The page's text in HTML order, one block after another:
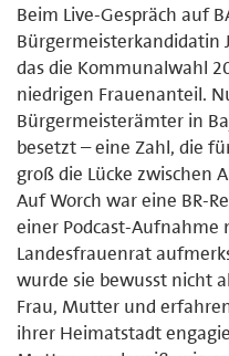
Beim Live-Gespräch auf
Bürgermeisterkandidatin
das die Kommunalwahl
niedrigen Frauenanteil.
Bürgermeisterämter in
besetzt – eine Zahl, die
groß die Lücke zwischen
Auf Worch war eine BR-
einer Podcast-Aufnahme
Landesfrauenrat
wurde sie bewusst nicht
Frau, Mutter und
ihrer Heimatstadt